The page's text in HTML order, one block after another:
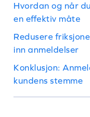
Hvordan og når
en effektiv måte
Redusere
inn anmeldelser
Konklusjon:
kundens stemme